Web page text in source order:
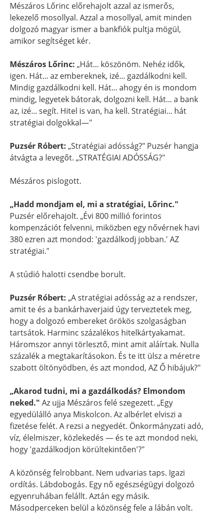
Mészáros Lőrinc előrehajolt azzal az ismerős,
lekezelő mosollyal. Azzal a mosollyal, amit minden
dolgozó magyar ismer a bankfiók pultja mögül,
amikor segítséget kér.
Mészáros Lőrinc: „Hát... köszönöm. Nehéz idők,
igen. Hát... az embereknek, izé... gazdálkodni kell.
Mindig gazdálkodni kell. Hát... ahogy én is mondom
mindig, legyetek bátorak, dolgozni kell. Hát... a bank
az, izé... segít. Hitel is van, ha kell. Stratégiai... hát
stratégiai dolgokkal—"
Puzsér Róbert: „Stratégiai adósság?" Puzsér hangja
átvágta a levegőt. „STRATÉGIAI ADÓSSÁG?"
Mészáros pislogott.
„Hadd mondjam el, mi a stratégiai, Lőrinc."
Puzsér előrehajolt. „Évi 800 millió forintos
kompenzációt felvenni, miközben egy nővérnek havi
380 ezren azt mondod: 'gazdálkodj jobban.' AZ
stratégiai."
A stúdió halotti csendbe borult.
Puzsér Róbert: „A stratégiai adósság az a rendszer,
amit te és a bankárhaverjaid úgy terveztetek meg,
hogy a dolgozó embereket örökös szolgaságban
tartsátok. Harminc százalékos hitelkártyakamat.
Háromszor annyi törlesztő, mint amit aláírtak. Nulla
százalék a megtakarításokon. És te itt ülsz a méretre
szabott öltönyödben, és azt mondod, AZ Ő hibájuk?"
„Akarod tudni, mi a gazdálkodás? Elmondom
neked." Az ujja Mészáros felé szegezett. „Egy
egyedülálló anya Miskolcon. Az albérlet elviszi a
fizetése felét. A rezsi a negyedét. Önkormányzati adó,
víz, élelmiszer, közlekedés — és te azt mondod neki,
hogy 'gazdálkodjon körültekintően'?"
A közönség felrobbant. Nem udvarias taps. Igazi
ordítás. Lábdobogás. Egy nő egészségügyi dolgozó
egyenruhában felállt. Aztán egy másik.
Másodperceken belül a közönség fele a lábán volt.